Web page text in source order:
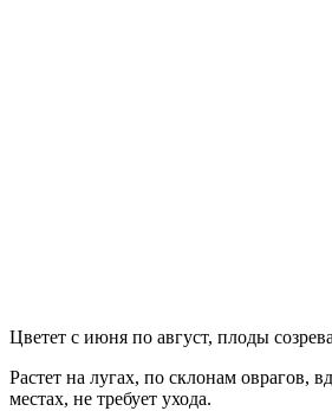
Цветет с июня по август, плоды
Растет на лугах, по склонам оврагов,
местах, не требует ухода.